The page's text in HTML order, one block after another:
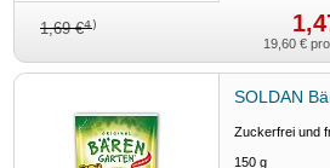
1,69 €4)
19,60 €
SOLDAN
Zuckerfrei und
150g